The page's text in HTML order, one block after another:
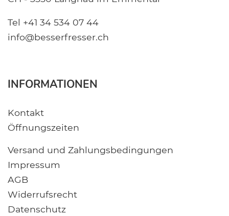
Tel +41 34 534 07 44
info@besserfresser.ch
INFORMATIONEN
Kontakt
Öffnungszeiten
Versand und Zahlungsbedingungen
Impressum
AGB
Widerrufsrecht
Datenschutz